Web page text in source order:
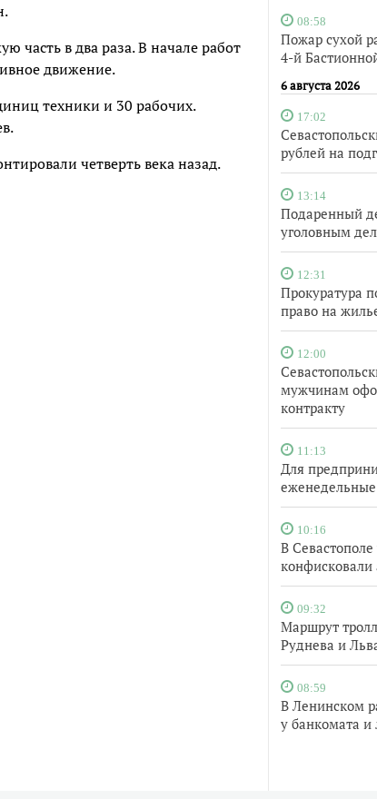
08:58
Пожар сухой
4-й
6 августа 2026
17:02
рублей на
13:14
Подаренный
уголовным
12:31
Прокуратура
право на
12:00
мужчинам
контракту
11:13
Для
10:16
В Севастополе
конфисковали
09:32
Маршрут
Руднева и
08:59
В Ленинском
у банкомата и
часть в два раза. В начале работ
движение.
техники и 30 рабочих.
четверть века назад.